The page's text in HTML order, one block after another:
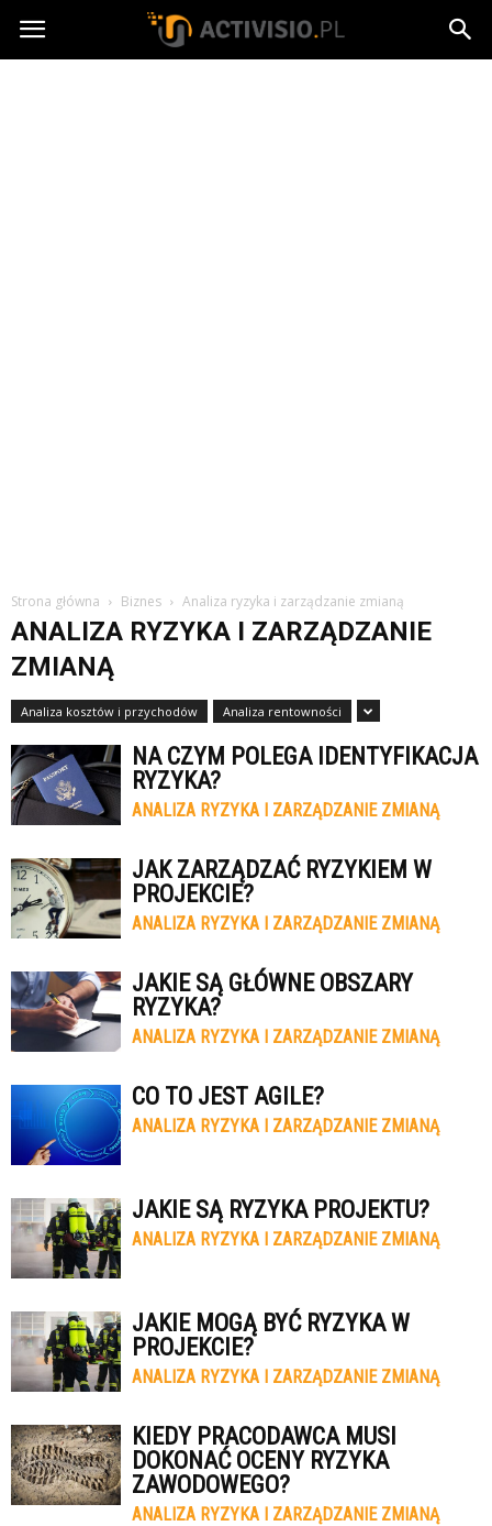
Activisio.pl
Strona główna Biznes Analiza ryzyka i zarządzanie zmianą
ANALIZA RYZYKA I ZARZĄDZANIE
ZMIANĄ
Analiza kosztów i przychodów Analiza rentowności
NA CZYM POLEGA IDENTYFIKACJA
RYZYKA?
ANALIZA RYZYKA I ZARZĄDZANIE ZMIANĄ
JAK ZARZĄDZAĆ RYZYKIEM W
PROJEKCIE?
ANALIZA RYZYKA I ZARZĄDZANIE ZMIANĄ
JAKIE SĄ GŁÓWNE OBSZARY
RYZYKA?
ANALIZA RYZYKA I ZARZĄDZANIE ZMIANĄ
CO TO JEST AGILE?
ANALIZA RYZYKA I ZARZĄDZANIE ZMIANĄ
JAKIE SĄ RYZYKA PROJEKTU?
ANALIZA RYZYKA I ZARZĄDZANIE ZMIANĄ
JAKIE MOGĄ BYĆ RYZYKA W
PROJEKCIE?
ANALIZA RYZYKA I ZARZĄDZANIE ZMIANĄ
KIEDY PRACODAWCA MUSI
DOKONAĆ OCENY RYZYKA
ZAWODOWEGO?
ANALIZA RYZYKA I ZARZĄDZANIE ZMIANĄ